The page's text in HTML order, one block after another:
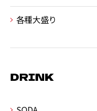
各種大盛り
DRINK